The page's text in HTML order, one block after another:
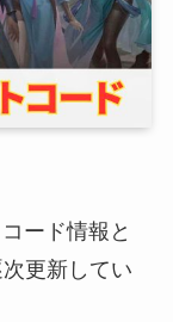
ード情報と
更新してい